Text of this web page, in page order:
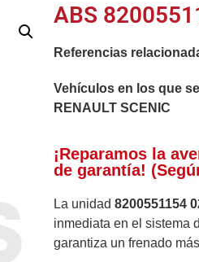
ABS
Referencias
Vehículos en los que
RENAULT SCENIC
¡Reparamos la
de garantía!
La unidad 8200551154
inmediata en el sistema
garantiza un frenado